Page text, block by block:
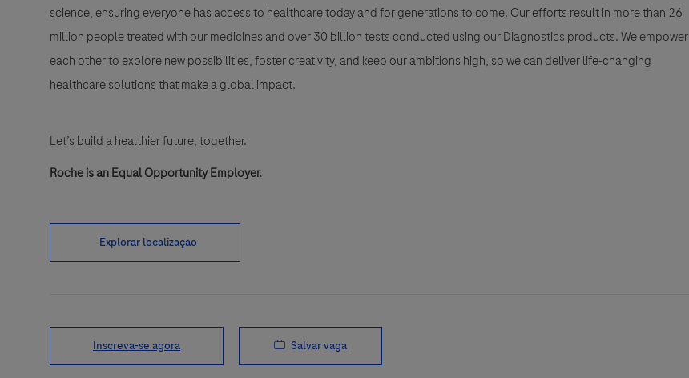
science, ensuring everyone has access to healthcare today and for generations to come. Our efforts result in more than 26
million people treated with our medicines and over 30 billion tests conducted using our Diagnostics products. We empower
each other to explore new possibilities, foster creativity, and keep our ambitions high, so we can deliver life-changing
healthcare solutions that make a global impact.
Let’s build a healthier future, together.
Roche is an Equal Opportunity Employer.
Explorar localização
Inscreva-se agora Salvar vaga